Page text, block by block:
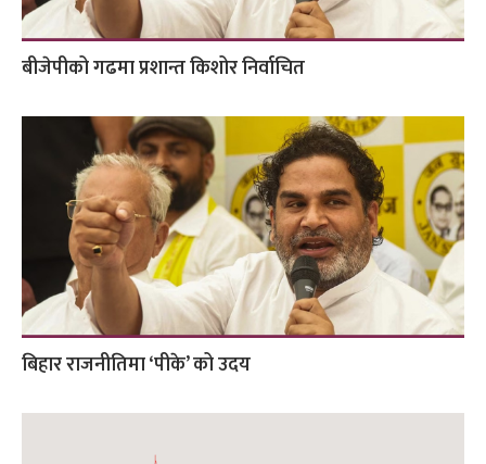
बीजेपीको गढमा प्रशान्त किशोर निर्वाचित
बिहार राजनीतिमा ‘पीके’ को उदय